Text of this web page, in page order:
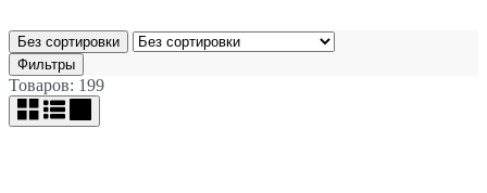
Без сортировки
Фильтры
Товаров: 199